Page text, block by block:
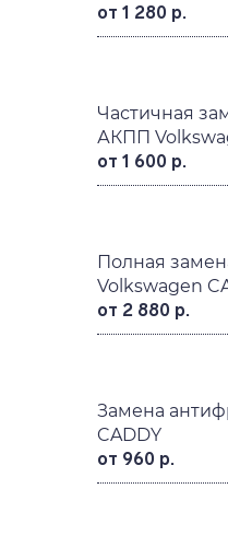
от 1 280 р.
Частичная
АКПП
от 1 600 р.
Полная
Volkswagen
от 2 880 р.
Замена
CADDY
от 960 р.